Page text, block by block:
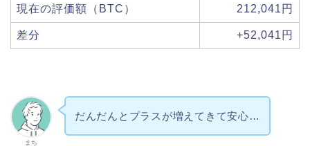
現在の評価額（BTC） 212,041円
差分 +52,041円
まち
だんだんとプラスが増えてきて安心…